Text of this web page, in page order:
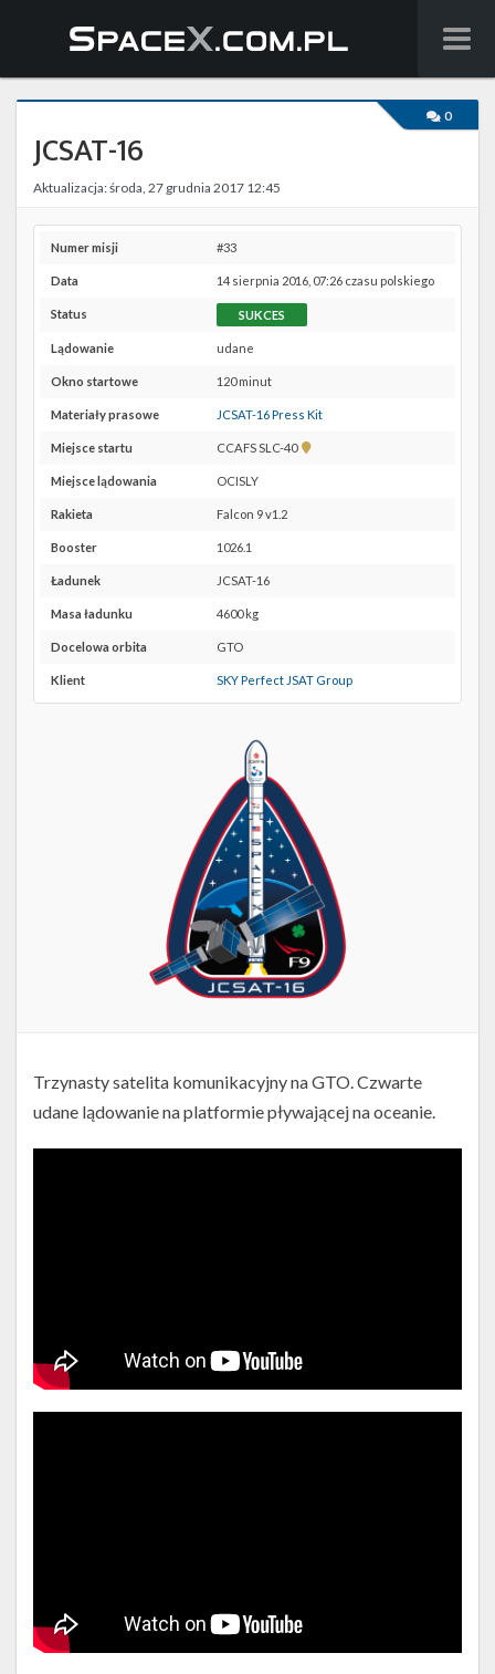
Wiadomości
Baza wiedzy
Starlink
Starship
Na żywo
Facebook
Kalendarze
0
JCSAT-16
Aktualizacja: środa, 27 grudnia 2017 12:45
Numer misji #33
Data 14 sierpnia 2016, 07:26 czasu polskiego
Status SUKCES
Lądowanie udane
Okno startowe 120 minut
Materiały prasowe JCSAT-16 Press Kit
Miejsce startu CCAFS SLC-40
Pokaż
Miejsce lądowania OCISLY
Rakieta Falcon 9 v1.2
Booster 1026.1
Ładunek JCSAT-16
Masa ładunku 4600 kg
Docelowa orbita GTO
Klient SKY Perfect JSAT Group
Trzynasty satelita komunikacyjny na GTO. Czwarte
udane lądowanie na platformie pływającej na oceanie.